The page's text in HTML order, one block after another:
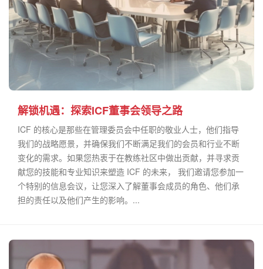
解锁机遇：探索ICF董事会领导之路
ICF 的核心是那些在管理委员会中任职的敬业人士，他们指导
我们的战略愿景，并确保我们不断满足我们的会员和行业不断
变化的需求。如果您热衷于在教练社区中做出贡献，并寻求贡
献您的技能和专业知识来塑造 ICF 的未来， 我们邀请您参加一
个特别的信息会议，让您深入了解董事会成员的角色、他们承
担的责任以及他们产生的影响。...